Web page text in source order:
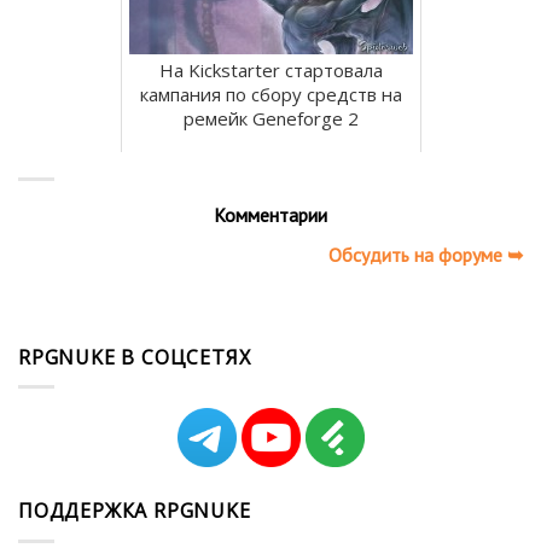
На Kickstarter стартовала
кампания по сбору средств на
ремейк Geneforge 2
Комментарии
Обсудить на форуме ➥
RPGNUKE В СОЦСЕТЯХ
ПОДДЕРЖКА RPGNUKE